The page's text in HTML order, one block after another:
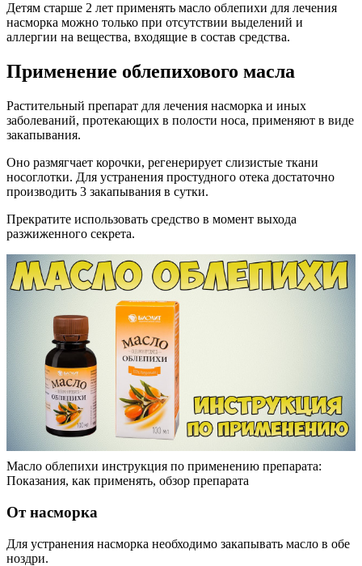
Детям старше 2 лет применять масло облепихи для лечения
насморка можно только при отсутствии выделений и
аллергии на вещества, входящие в состав средства.
Применение облепихового масла
Растительный препарат для лечения насморка и иных
заболеваний, протекающих в полости носа, применяют в виде
закапывания.
Оно размягчает корочки, регенерирует слизистые ткани
носоглотки. Для устранения простудного отека достаточно
производить 3 закапывания в сутки.
Прекратите использовать средство в момент выхода
разжиженного секрета.
Масло облепихи инструкция по применению препарата:
Показания, как применять, обзор препарата
От насморка
Для устранения насморка необходимо закапывать масло в обе
ноздри.